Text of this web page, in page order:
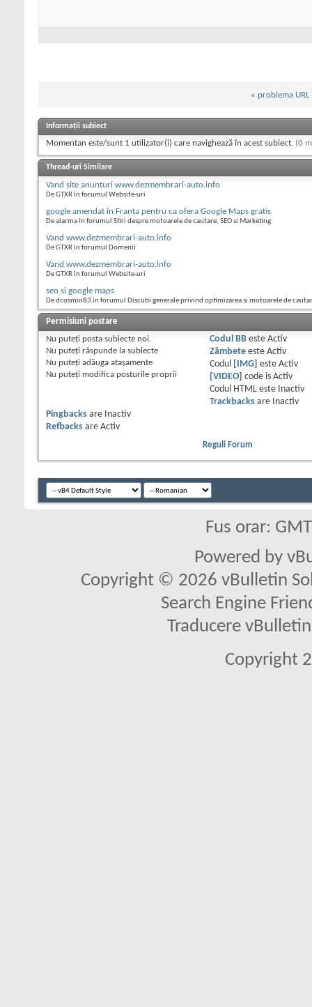
« problema
Informații subiect
Momentan este/sunt 1 utilizator(i) care navighează în acest subiect. (0
Thread-uri Similare
Vand site anunturi www.dezmembrari-auto.info
De GTXR în forumul Website-uri
google amendat in Franta pentru ca ofera Google Maps gratis
De alarma în forumul Stiri despre motoarele de cautare, SEO si Marketing
Vand www.dezmembrari-auto.info
De GTXR în forumul Domenii
Vand www.dezmembrari-auto.info
De GTXR în forumul Website-uri
seo si google maps
De dcosmin83 în forumul Discutii generale privind optimizarea si motoarele de
Permisiuni postare
Nu puteţi posta subiecte noi.
Nu puteţi răspunde la subiecte
Nu puteţi adăuga ataşamente
Nu puteţi modifica posturile proprii
Codul BBeste Activ
Zâmbeteeste Activ
Codul
[IMG] este Activ
[VIDEO]
code is Activ
Codul HTML este
Inactiv
Trackbacksare
Inactiv
Pingbacks are
Inactiv
Refbacks are Activ
Reguli Forum
Fus orar:
Powered by
Copyright © 2026 vBulletin
Search Engine
Traducere
Copyright